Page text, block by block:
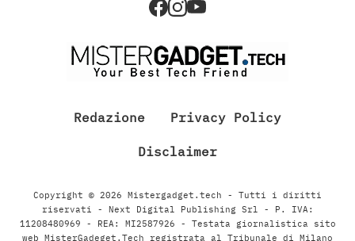
Redazione Privacy Policy
Disclaimer
Copyright © 2026 Mistergadget.tech - Tutti i diritti
riservati - Next Digital Publishing Srl - P. IVA:
11208480969 - REA: MI2587926 - Testata giornalistica sito
web MisterGadeget.Tech registrata al Tribunale di Milano